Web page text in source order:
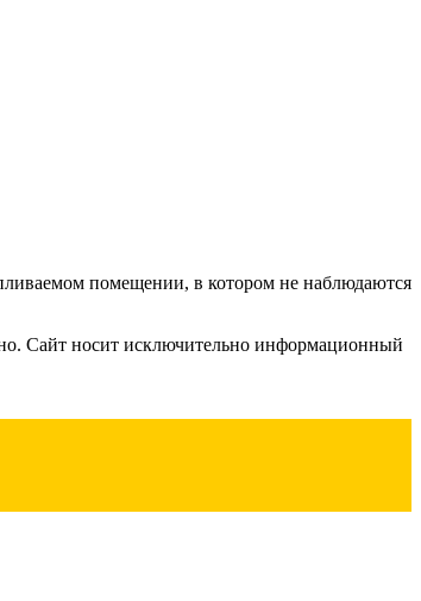
помещении, в котором не наблюдаются
Сайт носит исключительно информационный